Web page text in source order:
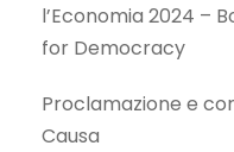
l’Economia 2024 –
for Democracy
Proclamazione e
Causa